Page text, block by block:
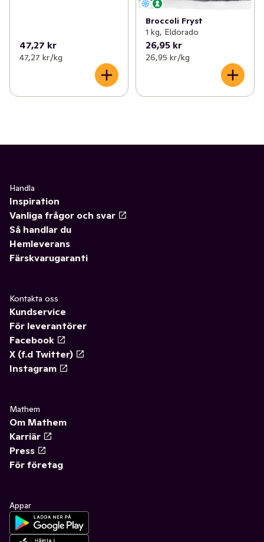
47,27 kr
47,27 kr /kg
Broccoli Fryst
1 kg, Eldorado
26,95 kr
26,95 kr /kg
Handla
Inspiration
Vanliga frågor och svar
Så handlar du
Hemleverans
Färskvarugaranti
Kontakta oss
Kundservice
För leverantörer
Facebook
X (f.d Twitter)
Instagram
Mathem
Om Mathem
Karriär
Press
För företag
Appar